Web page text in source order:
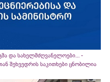
და სახელმძღვანელოები... -
შეხვედრის საკითხები ცნობილია